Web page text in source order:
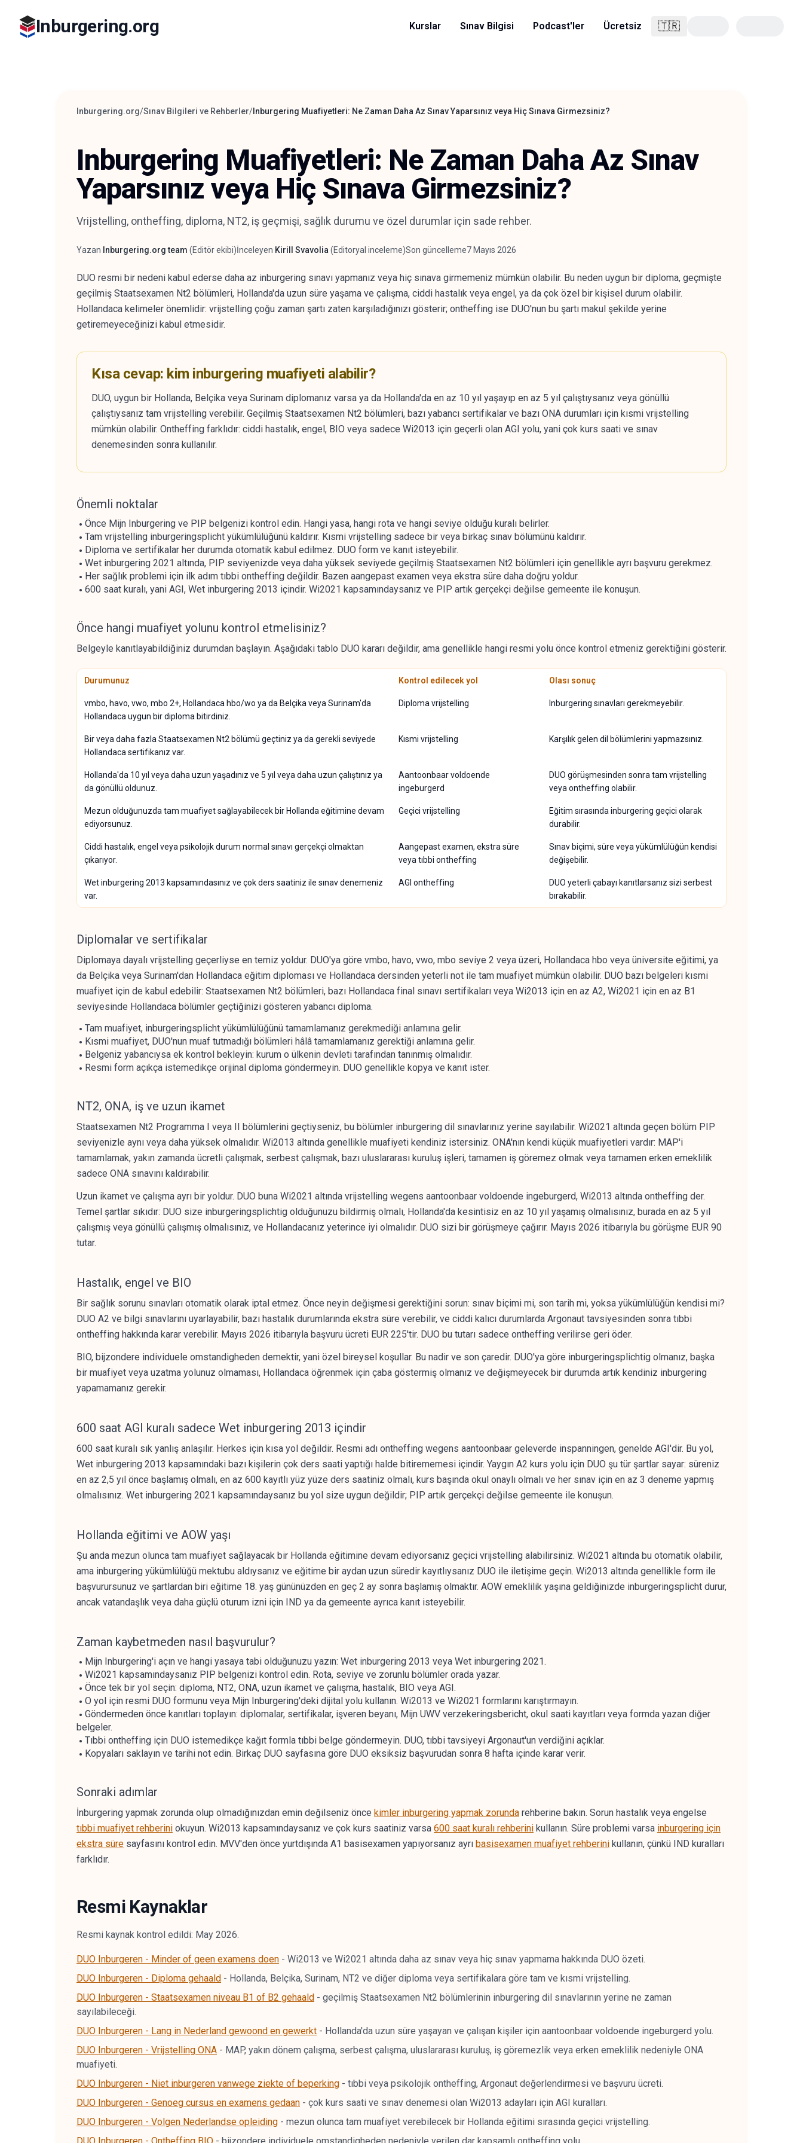
Inburgering.org Kurslar Sınav Bilgisi Podcast'ler Ücretsiz 🇹🇷Türkçe
Inburgering.org/Sınav Bilgileri ve Rehberler/ Inburgering Muafiyetleri: Ne Zaman Daha Az Sınav Yaparsınız veya Hiç Sınava Girmezsiniz?
Inburgering Muafiyetleri: Ne Zaman Daha Az Sınav
Yaparsınız veya Hiç Sınava Girmezsiniz?
Vrijstelling, ontheffing, diploma, NT2, iş geçmişi, sağlık durumu ve özel durumlar için sade rehber.
Yazar
Yazan Inburgering.org team (Editör ekibi)
İnceleyen
İnceleyen Kirill Svavolia (Editoryal inceleme)Son güncelleme7 Mayıs 2026
DUO resmi bir nedeni kabul ederse daha az inburgering sınavı yapmanız veya hiç sınava girmemeniz mümkün olabilir. Bu neden uygun bir diploma, geçmişte
geçilmiş Staatsexamen Nt2 bölümleri, Hollanda'da uzun süre yaşama ve çalışma, ciddi hastalık veya engel, ya da çok özel bir kişisel durum olabilir.
Hollandaca kelimeler önemlidir: vrijstelling çoğu zaman şartı zaten karşıladığınızı gösterir; ontheffing ise DUO'nun bu şartı makul şekilde yerine
getiremeyeceğinizi kabul etmesidir.
Kısa cevap: kim inburgering muafiyeti alabilir?
DUO, uygun bir Hollanda, Belçika veya Surinam diplomanız varsa ya da Hollanda'da en az 10 yıl yaşayıp en az 5 yıl çalıştıysanız veya gönüllü
çalıştıysanız tam vrijstelling verebilir. Geçilmiş Staatsexamen Nt2 bölümleri, bazı yabancı sertifikalar ve bazı ONA durumları için kısmi vrijstelling
mümkün olabilir. Ontheffing farklıdır: ciddi hastalık, engel, BIO veya sadece Wi2013 için geçerli olan AGI yolu, yani çok kurs saati ve sınav
denemesinden sonra kullanılır.
Önemli noktalar
Önce Mijn Inburgering ve PIP belgenizi kontrol edin. Hangi yasa, hangi rota ve hangi seviye olduğu kuralı belirler.
Tam vrijstelling inburgeringsplicht yükümlülüğünü kaldırır. Kısmi vrijstelling sadece bir veya birkaç sınav bölümünü kaldırır.
Diploma ve sertifikalar her durumda otomatik kabul edilmez. DUO form ve kanıt isteyebilir.
Wet inburgering 2021 altında, PIP seviyenizde veya daha yüksek seviyede geçilmiş Staatsexamen Nt2 bölümleri için genellikle ayrı başvuru gerekmez.
Her sağlık problemi için ilk adım tıbbi ontheffing değildir. Bazen aangepast examen veya ekstra süre daha doğru yoldur.
600 saat kuralı, yani AGI, Wet inburgering 2013 içindir. Wi2021 kapsamındaysanız ve PIP artık gerçekçi değilse gemeente ile konuşun.
Önce hangi muafiyet yolunu kontrol etmelisiniz?
Belgeyle kanıtlayabildiğiniz durumdan başlayın. Aşağıdaki tablo DUO kararı değildir, ama genellikle hangi resmi yolu önce kontrol etmeniz gerektiğini gösterir.
Durumunuz Kontrol edilecek yol Olası sonuç
vmbo, havo, vwo, mbo 2+, Hollandaca hbo/wo ya da Belçika veya Surinam'da
Hollandaca uygun bir diploma bitirdiniz.
Diploma vrijstelling Inburgering sınavları gerekmeyebilir.
Bir veya daha fazla Staatsexamen Nt2 bölümü geçtiniz ya da gerekli seviyede
Hollandaca sertifikanız var.
Kısmi vrijstelling Karşılık gelen dil bölümlerini yapmazsınız.
Hollanda'da 10 yıl veya daha uzun yaşadınız ve 5 yıl veya daha uzun çalıştınız ya
da gönüllü oldunuz.
Aantoonbaar voldoende
ingeburgerd
DUO görüşmesinden sonra tam vrijstelling
veya ontheffing olabilir.
Mezun olduğunuzda tam muafiyet sağlayabilecek bir Hollanda eğitimine devam
ediyorsunuz.
Geçici vrijstelling
Eğitim sırasında inburgering geçici olarak
durabilir.
Ciddi hastalık, engel veya psikolojik durum normal sınavı gerçekçi olmaktan
çıkarıyor.
Aangepast examen, ekstra süre
veya tıbbi ontheffing
Sınav biçimi, süre veya yükümlülüğün kendisi
değişebilir.
Wet inburgering 2013 kapsamındasınız ve çok ders saatiniz ile sınav denemeniz
var.
AGI ontheffing
DUO yeterli çabayı kanıtlarsanız sizi serbest
bırakabilir.
Diplomalar ve sertifikalar
Diplomaya dayalı vrijstelling geçerliyse en temiz yoldur. DUO'ya göre vmbo, havo, vwo, mbo seviye 2 veya üzeri, Hollandaca hbo veya üniversite eğitimi, ya
da Belçika veya Surinam'dan Hollandaca eğitim diploması ve Hollandaca dersinden yeterli not ile tam muafiyet mümkün olabilir. DUO bazı belgeleri kısmi
muafiyet için de kabul edebilir: Staatsexamen Nt2 bölümleri, bazı Hollandaca final sınavı sertifikaları veya Wi2013 için en az A2, Wi2021 için en az B1
seviyesinde Hollandaca bölümler geçtiğinizi gösteren yabancı diploma.
Tam muafiyet, inburgeringsplicht yükümlülüğünü tamamlamanız gerekmediği anlamına gelir.
Kısmi muafiyet, DUO'nun muaf tutmadığı bölümleri hâlâ tamamlamanız gerektiği anlamına gelir.
Belgeniz yabancıysa ek kontrol bekleyin: kurum o ülkenin devleti tarafından tanınmış olmalıdır.
Resmi form açıkça istemedikçe orijinal diploma göndermeyin. DUO genellikle kopya ve kanıt ister.
NT2, ONA, iş ve uzun ikamet
Staatsexamen Nt2 Programma I veya II bölümlerini geçtiyseniz, bu bölümler inburgering dil sınavlarınız yerine sayılabilir. Wi2021 altında geçen bölüm PIP
seviyenizle aynı veya daha yüksek olmalıdır. Wi2013 altında genellikle muafiyeti kendiniz istersiniz. ONA'nın kendi küçük muafiyetleri vardır: MAP'i
tamamlamak, yakın zamanda ücretli çalışmak, serbest çalışmak, bazı uluslararası kuruluş işleri, tamamen iş göremez olmak veya tamamen erken emeklilik
sadece ONA sınavını kaldırabilir.
Uzun ikamet ve çalışma ayrı bir yoldur. DUO buna Wi2021 altında vrijstelling wegens aantoonbaar voldoende ingeburgerd, Wi2013 altında ontheffing der.
Temel şartlar sıkıdır: DUO size inburgeringsplichtig olduğunuzu bildirmiş olmalı, Hollanda'da kesintisiz en az 10 yıl yaşamış olmalısınız, burada en az 5 yıl
çalışmış veya gönüllü çalışmış olmalısınız, ve Hollandacanız yeterince iyi olmalıdır. DUO sizi bir görüşmeye çağırır. Mayıs 2026 itibarıyla bu görüşme EUR 90
tutar.
Hastalık, engel ve BIO
Bir sağlık sorunu sınavları otomatik olarak iptal etmez. Önce neyin değişmesi gerektiğini sorun: sınav biçimi mi, son tarih mi, yoksa yükümlülüğün kendisi mi?
DUO A2 ve bilgi sınavlarını uyarlayabilir, bazı hastalık durumlarında ekstra süre verebilir, ve ciddi kalıcı durumlarda Argonaut tavsiyesinden sonra tıbbi
ontheffing hakkında karar verebilir. Mayıs 2026 itibarıyla başvuru ücreti EUR 225'tir. DUO bu tutarı sadece ontheffing verilirse geri öder.
BIO, bijzondere individuele omstandigheden demektir, yani özel bireysel koşullar. Bu nadir ve son çaredir. DUO'ya göre inburgeringsplichtig olmanız, başka
bir muafiyet veya uzatma yolunuz olmaması, Hollandaca öğrenmek için çaba göstermiş olmanız ve değişmeyecek bir durumda artık kendiniz inburgering
yapamamanız gerekir.
600 saat AGI kuralı sadece Wet inburgering 2013 içindir
600 saat kuralı sık yanlış anlaşılır. Herkes için kısa yol değildir. Resmi adı ontheffing wegens aantoonbaar geleverde inspanningen, genelde AGI'dir. Bu yol,
Wet inburgering 2013 kapsamındaki bazı kişilerin çok ders saati yaptığı halde bitirememesi içindir. Yaygın A2 kurs yolu için DUO şu tür şartlar sayar: süreniz
en az 2,5 yıl önce başlamış olmalı, en az 600 kayıtlı yüz yüze ders saatiniz olmalı, kurs başında okul onaylı olmalı ve her sınav için en az 3 deneme yapmış
olmalısınız. Wet inburgering 2021 kapsamındaysanız bu yol size uygun değildir; PIP artık gerçekçi değilse gemeente ile konuşun.
Hollanda eğitimi ve AOW yaşı
Şu anda mezun olunca tam muafiyet sağlayacak bir Hollanda eğitimine devam ediyorsanız geçici vrijstelling alabilirsiniz. Wi2021 altında bu otomatik olabilir,
ama inburgering yükümlülüğü mektubu aldıysanız ve eğitime bir aydan uzun süredir kayıtlıysanız DUO ile iletişime geçin. Wi2013 altında genellikle form ile
başvurursunuz ve şartlardan biri eğitime 18. yaş gününüzden en geç 2 ay sonra başlamış olmaktır. AOW emeklilik yaşına geldiğinizde inburgeringsplicht durur,
ancak vatandaşlık veya daha güçlü oturum izni için IND ya da gemeente ayrıca kanıt isteyebilir.
Zaman kaybetmeden nasıl başvurulur?
Mijn Inburgering'i açın ve hangi yasaya tabi olduğunuzu yazın: Wet inburgering 2013 veya Wet inburgering 2021.
Wi2021 kapsamındaysanız PIP belgenizi kontrol edin. Rota, seviye ve zorunlu bölümler orada yazar.
Önce tek bir yol seçin: diploma, NT2, ONA, uzun ikamet ve çalışma, hastalık, BIO veya AGI.
O yol için resmi DUO formunu veya Mijn Inburgering'deki dijital yolu kullanın. Wi2013 ve Wi2021 formlarını karıştırmayın.
Göndermeden önce kanıtları toplayın: diplomalar, sertifikalar, işveren beyanı, Mijn UWV verzekeringsbericht, okul saati kayıtları veya formda yazan diğer
belgeler.
Tıbbi ontheffing için DUO istemedikçe kağıt formla tıbbi belge göndermeyin. DUO, tıbbi tavsiyeyi Argonaut'un verdiğini açıklar.
Kopyaları saklayın ve tarihi not edin. Birkaç DUO sayfasına göre DUO eksiksiz başvurudan sonra 8 hafta içinde karar verir.
Sonraki adımlar
İnburgering yapmak zorunda olup olmadığınızdan emin değilseniz önce kimler inburgering yapmak zorunda rehberine bakın. Sorun hastalık veya engelse
tıbbi muafiyet rehberini okuyun. Wi2013 kapsamındaysanız ve çok kurs saatiniz varsa 600 saat kuralı rehberini kullanın. Süre problemi varsa inburgering için
ekstra süre sayfasını kontrol edin. MVV'den önce yurtdışında A1 basisexamen yapıyorsanız ayrı basisexamen muafiyet rehberini kullanın, çünkü IND kuralları
farklıdır.
Resmi Kaynaklar
Resmi kaynak kontrol edildi: May 2026.
DUO Inburgeren - Minder of geen examens doen - Wi2013 ve Wi2021 altında daha az sınav veya hiç sınav yapmama hakkında DUO özeti.
DUO Inburgeren - Diploma gehaald - Hollanda, Belçika, Surinam, NT2 ve diğer diploma veya sertifikalara göre tam ve kısmi vrijstelling.
DUO Inburgeren - Staatsexamen niveau B1 of B2 gehaald - geçilmiş Staatsexamen Nt2 bölümlerinin inburgering dil sınavlarının yerine ne zaman
sayılabileceği.
DUO Inburgeren - Lang in Nederland gewoond en gewerkt - Hollanda'da uzun süre yaşayan ve çalışan kişiler için aantoonbaar voldoende ingeburgerd yolu.
DUO Inburgeren - Vrijstelling ONA - MAP, yakın dönem çalışma, serbest çalışma, uluslararası kuruluş, iş göremezlik veya erken emeklilik nedeniyle ONA
muafiyeti.
DUO Inburgeren - Niet inburgeren vanwege ziekte of beperking - tıbbi veya psikolojik ontheffing, Argonaut değerlendirmesi ve başvuru ücreti.
DUO Inburgeren - Genoeg cursus en examens gedaan - çok kurs saati ve sınav denemesi olan Wi2013 adayları için AGI kuralları.
DUO Inburgeren - Volgen Nederlandse opleiding - mezun olunca tam muafiyet verebilecek bir Hollanda eğitimi sırasında geçici vrijstelling.